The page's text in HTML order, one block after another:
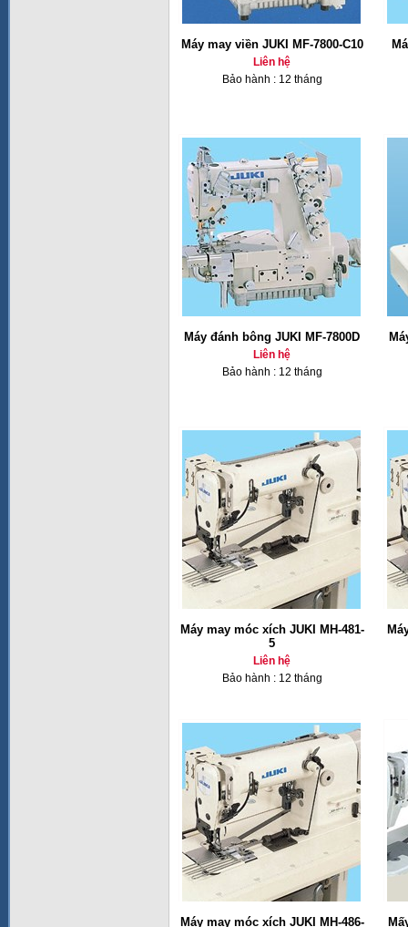
Máy may viền JUKI MF-7800-C10
Liên hệ
Bảo hành : 12 tháng
Máy đánh bông JUKI MF-7800D
Liên hệ
Bảo hành : 12 tháng
Máy may móc xích JUKI MH-481-
5
Liên hệ
Bảo hành : 12 tháng
Máy may móc xích JUKI MH-486-